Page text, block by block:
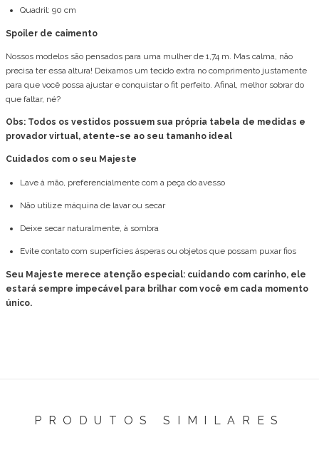
Quadril: 90 cm
Spoiler de caimento
Nossos modelos são pensados para uma mulher de 1,74 m. Mas calma, não
precisa ter essa altura! Deixamos um tecido extra no comprimento justamente
para que você possa ajustar e conquistar o fit perfeito. Afinal, melhor sobrar do
que faltar, né?
Obs: Todos os vestidos possuem sua própria tabela de medidas e
provador virtual, atente-se ao seu tamanho ideal
Cuidados com o seu Majeste
Lave à mão, preferencialmente com a peça do avesso
Não utilize máquina de lavar ou secar
Deixe secar naturalmente, à sombra
Evite contato com superfícies ásperas ou objetos que possam puxar fios
Seu Majeste merece atenção especial: cuidando com carinho, ele
estará sempre impecável para brilhar com você em cada momento
único.
PRODUTOS SIMILARES